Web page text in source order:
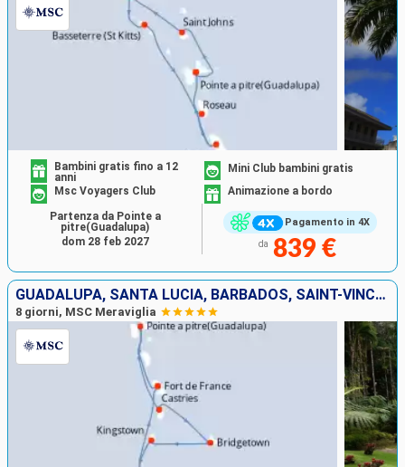
Pagamento in 4X
Bambini gratis fino a 12
anni
Mini Club bambini gratis
Msc Voyagers Club
Animazione a bordo
da 839 €
Partenza da Pointe a
pitre(Guadalupa)
dom 28 feb 2027
GUADALUPA, SANTA LUCIA, BARBADOS, SAINT-VINCENT E LE GRENADINE, GRENADA, MARTINICA
8 giorni, MSC Meraviglia